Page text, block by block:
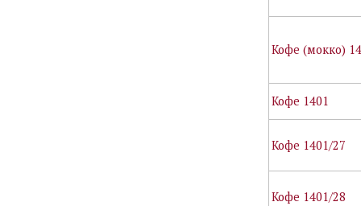
Кофе (мокко)
Кофе 1401
Кофе 1401/27
Кофе 1401/28